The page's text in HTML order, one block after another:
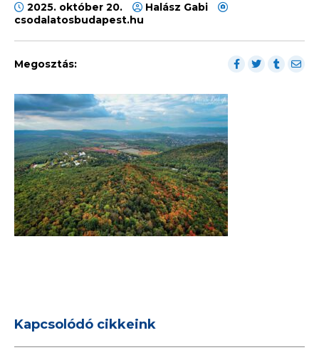
2025. október 20.
Halász Gabi
csodalatosbudapest.hu
Megosztás:
Kapcsolódó cikkeink